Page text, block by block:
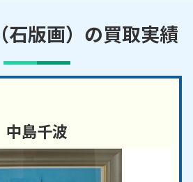
石版画）の買取実績
中島千波